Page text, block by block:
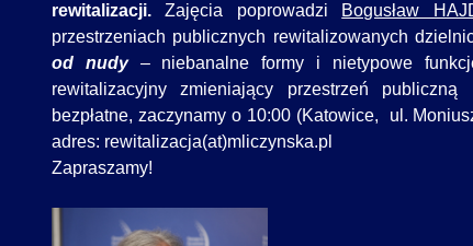
rewitalizacji.Zajęcia poprowadzi Bogusław
przestrzeniach publicznych rewitalizowanych
od nudy–niebanalne formy i nietypowe
rewitalizacyjny zmieniający przestrzeń
bezpłatne, zaczynamy o 10:00 (Katowice, ul.
adres: rewitalizacja(at)mliczynska.pl
Zapraszamy!